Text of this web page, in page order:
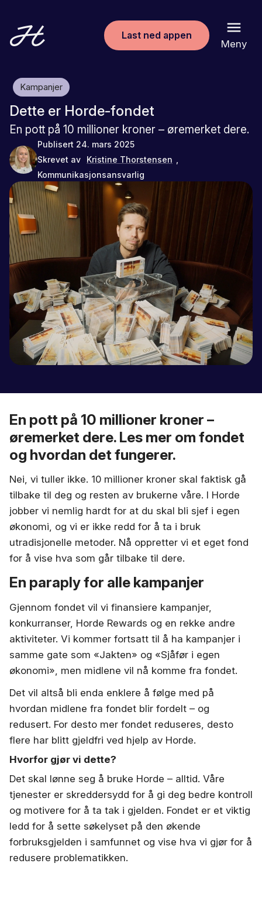
Last ned appen
Meny
Kampanjer
Dette er Horde-fondet
En pott på 10 millioner kroner – øremerket dere.
Publisert 24. mars 2025
Skrevet av
Kristine Thorstensen
Kommunikasjonsansvarlig
En pott på 10 millioner kroner –
øremerket dere. Les mer om fondet
og hvordan det fungerer.
Nei, vi tuller ikke. 10 millioner kroner skal faktisk gå
tilbake til deg og resten av brukerne våre. I Horde
jobber vi nemlig hardt for at du skal bli sjef i egen
økonomi, og vi er ikke redd for å ta i bruk
utradisjonelle metoder. Nå oppretter vi et eget fond
for å vise hva som går tilbake til dere.
En paraply for alle kampanjer
Gjennom fondet vil vi finansiere kampanjer,
konkurranser, Horde Rewards og en rekke andre
aktiviteter. Vi kommer fortsatt til å ha kampanjer i
samme gate som «Jakten» og «Sjåfør i egen
økonomi», men midlene vil nå komme fra fondet.
Det vil altså bli enda enklere å følge med på
hvordan midlene fra fondet blir fordelt – og
redusert. For desto mer fondet reduseres, desto
flere har blitt gjeldfri ved hjelp av Horde.
Hvorfor gjør vi dette?
Det skal lønne seg å bruke Horde – alltid. Våre
tjenester er skreddersydd for å gi deg bedre kontroll
og motivere for å ta tak i gjelden. Fondet er et viktig
ledd for å sette søkelyset på den økende
forbruksgjelden i samfunnet og vise hva vi gjør for å
redusere problematikken.